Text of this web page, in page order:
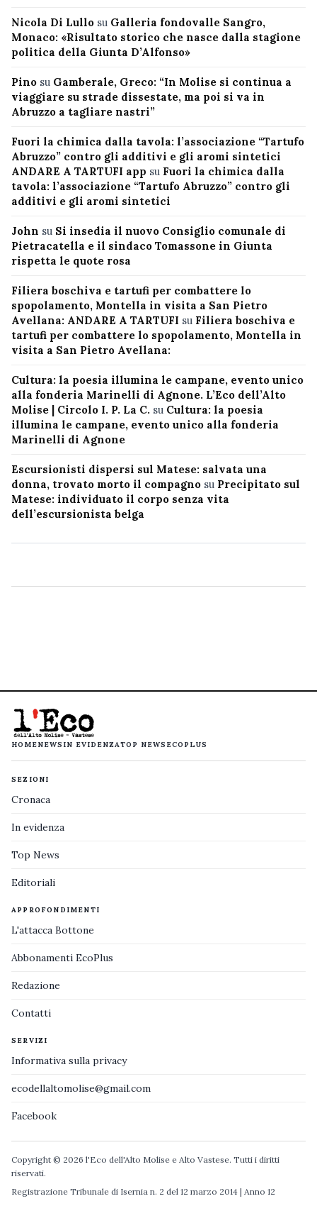
Nicola Di Lullo su Galleria fondovalle Sangro,
Monaco: «Risultato storico che nasce dalla stagione
politica della Giunta D’Alfonso»
Pino su Gamberale, Greco: “In Molise si continua a
viaggiare su strade dissestate, ma poi si va in
Abruzzo a tagliare nastri”
Fuori la chimica dalla tavola: l’associazione “Tartufo
Abruzzo” contro gli additivi e gli aromi sintetici
ANDARE A TARTUFI app su Fuori la chimica dalla
tavola: l’associazione “Tartufo Abruzzo” contro gli
additivi e gli aromi sintetici
John su Si insedia il nuovo Consiglio comunale di
Pietracatella e il sindaco Tomassone in Giunta
rispetta le quote rosa
Filiera boschiva e tartufi per combattere lo
spopolamento, Montella in visita a San Pietro
Avellana: ANDARE A TARTUFI su Filiera boschiva e
tartufi per combattere lo spopolamento, Montella in
visita a San Pietro Avellana:
Cultura: la poesia illumina le campane, evento unico
alla fonderia Marinelli di Agnone. L’Eco dell’Alto
Molise | Circolo I. P. La C. su Cultura: la poesia
illumina le campane, evento unico alla fonderia
Marinelli di Agnone
Escursionisti dispersi sul Matese: salvata una
donna, trovato morto il compagno su Precipitato sul
Matese: individuato il corpo senza vita
dell’escursionista belga
HOMENEWS IN EVIDENZATOP NEWS ECOPLUS
SEZIONI
Cronaca
In evidenza
Top News
Editoriali
APPROFONDIMENTI
L'attacca Bottone
Abbonamenti EcoPlus
Redazione
Contatti
SERVIZI
Informativa sulla privacy
ecodellaltomolise@gmail.com
Facebook
Copyright © 2026 l'Eco dell'Alto Molise e Alto Vastese. Tutti i diritti
riservati.
Registrazione Tribunale di Isernia n. 2 del 12 marzo 2014 | Anno 12